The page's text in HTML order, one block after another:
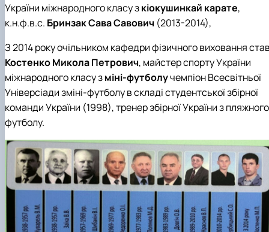
України міжнародного класу зкіокушинкай карате,
к.н.ф.в.с. Бринзак Сава Савович (2013-2014),
З 2014 року очільником кафедри фізичного виховання
Костенко Микола Петрович, майстер спорту України
міжнародного класу зміні-футболучемпіон Всесвітньої
Універсіади зміні-футболу в складі студентської збірної
команди України (1998), тренер збірної України з пляжного
футболу.